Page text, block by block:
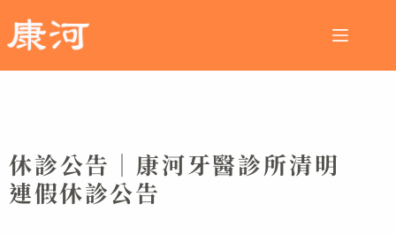
休診公告｜康河牙醫診所清明
連假休診公告